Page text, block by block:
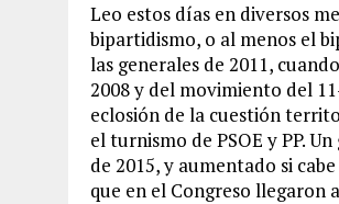
Leo estos días en diversos
bipartidismo, o al menos el
las generales de 2011,
2008 y del movimiento del
eclosión de la cuestión
el turnismo de PSOE y PP.
de 2015, y aumentado si
que en el Congreso llegaron